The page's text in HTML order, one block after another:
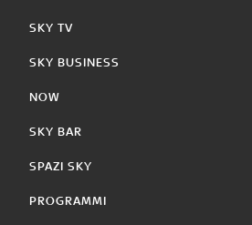
SKY TV
SKY BUSINESS
NOW
SKY BAR
SPAZI SKY
PROGRAMMI